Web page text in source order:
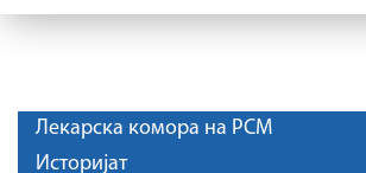
Лекарска комора на РСМ
Историјат